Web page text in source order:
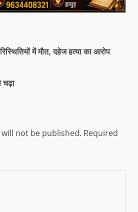
में मौत, दहेज हत्या का आरोप
चढ़ा
not be published. Required